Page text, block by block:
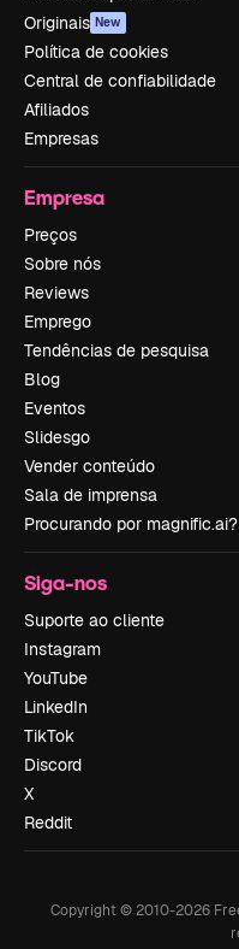
Originais New
Política de cookies
Central de confiabilidade
Afiliados
Empresas
Empresa
Preços
Sobre nós
Reviews
Emprego
Tendências de pesquisa
Blog
Eventos
Slidesgo
Vender conteúdo
Sala de imprensa
Procurando por magnific.ai?
Siga-nos
Suporte ao cliente
Instagram
YouTube
LinkedIn
TikTok
Discord
X
Reddit
Copyright © 2010-2026